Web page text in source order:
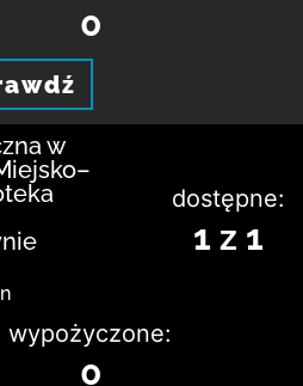
0
w
dostępne:
1 z 1
wypożyczone:
0